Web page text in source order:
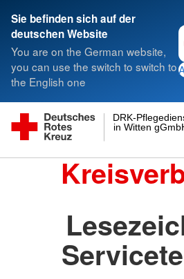
Sie befinden sich auf der
deutschen Website
You are on the German website,
you can use the switch to switch to
the English one
in Witten
DRK-